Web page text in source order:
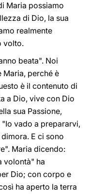
Maria possiamo
di Dio, la sua
realmente
volto.
beata". Noi
Maria, perché è
è il contenuto di
a Dio, vive con Dio
sua Passione,
vado a prepararvi,
E ci sono
Maria dicendo:
volontà" ha
Dio; con corpo e
ha aperto la terra